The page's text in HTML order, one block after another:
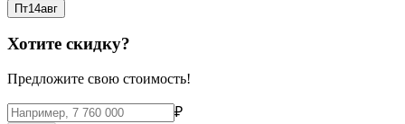
Пт14авг
Хотите скидку?
Предложите свою стоимость!
₽